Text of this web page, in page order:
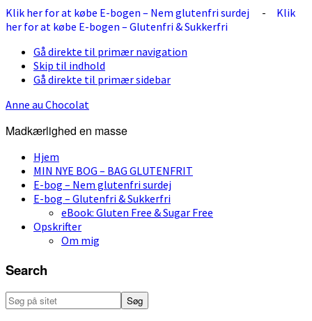
Klik her for at købe E-bogen – Nem glutenfri surdej - Klik
her for at købe E-bogen – Glutenfri & Sukkerfri
Gå direkte til primær navigation
Skip til indhold
Gå direkte til primær sidebar
Anne au Chocolat
Madkærlighed en masse
Hjem
MIN NYE BOG – BAG GLUTENFRIT
E-bog – Nem glutenfri surdej
E-bog – Glutenfri & Sukkerfri
eBook: Gluten Free & Sugar Free
Opskrifter
Om mig
Search
Søg
på